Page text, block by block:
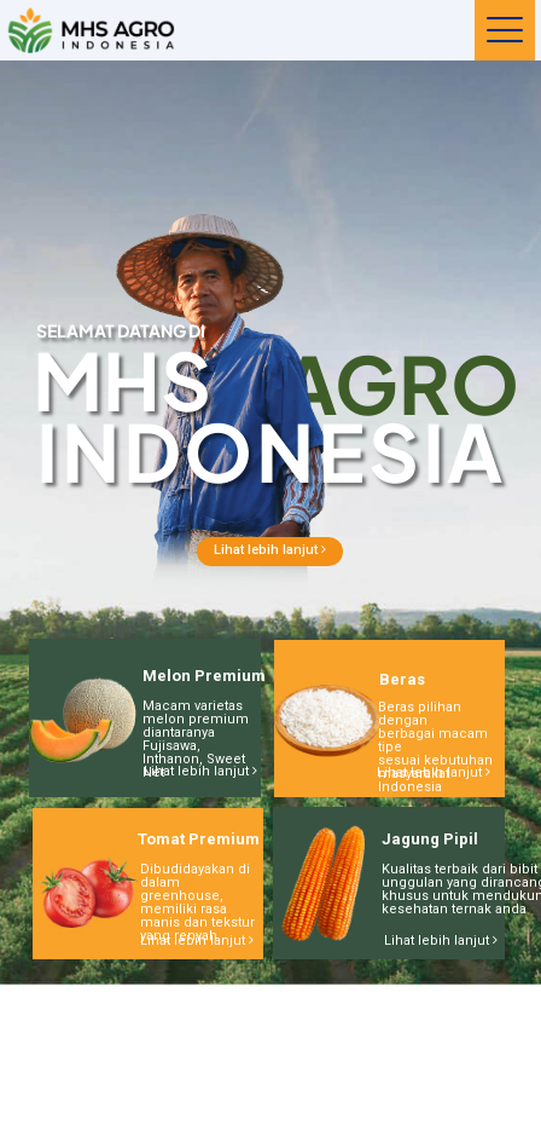
MHS AGRO
INDONESIA
SELAMAT DATANG DI
Lihat lebih lanjut
Macam varietas
melon premium
diantaranya
Fujisawa,
Inthanon, Sweet
Net
Melon Premium
Lihat lebih lanjut
Beras pilihan
dengan
berbagai macam
tipe
sesuai kebutuhan
masyarakat
Indonesia
Lihat lebih lanjut
Beras
Kualitas terbaik dari bibit
unggulan yang
khusus untuk
kesehatan ternak anda
Lihat lebih lanjut
Jagung Pipil
Tomat Premium
Dibudidayakan di
dalam
greenhouse,
memiliki rasa
manis dan tekstur
yang renyah
Lihat lebih lanjut